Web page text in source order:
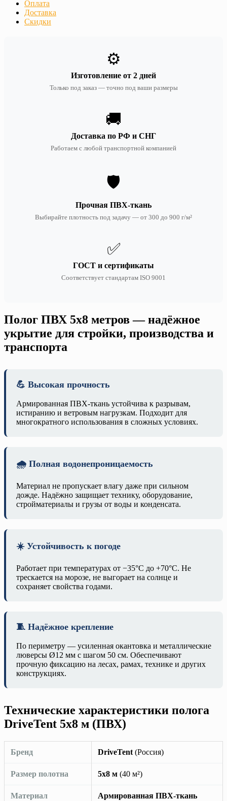
Оплата
Доставка
Скидки
⚙️
Изготовление от 2 дней
Только под заказ — точно под ваши размеры
🚚
Доставка по РФ и СНГ
Работаем с любой транспортной компанией
🛡️
Прочная ПВХ-ткань
Выбирайте плотность под задачу — от 300 до 900 г/м²
✅
ГОСТ и сертификаты
Соответствует стандартам ISO 9001
Полог ПВХ 5х8 метров — надёжное
укрытие для стройки, производства и
транспорта
💪 Высокая прочность
Армированная ПВХ-ткань устойчива к разрывам,
истиранию и ветровым нагрузкам. Подходит для
многократного использования в сложных условиях.
🌧️ Полная водонепроницаемость
Материал не пропускает влагу даже при сильном
дожде. Надёжно защищает технику, оборудование,
стройматериалы и грузы от воды и конденсата.
☀️ Устойчивость к погоде
Работает при температурах от −35°C до +70°C. Не
трескается на морозе, не выгорает на солнце и
сохраняет свойства годами.
🧵 Надёжное крепление
По периметру — усиленная окантовка и металлические
люверсы Ø12 мм с шагом 50 см. Обеспечивают
прочную фиксацию на лесах, рамах, технике и других
конструкциях.
Технические характеристики полога
DriveTent 5х8 м (ПВХ)
Бренд DriveTent (Россия)
Размер полотна 5х8 м (40 м²)
Материал Армированная ПВХ-ткань